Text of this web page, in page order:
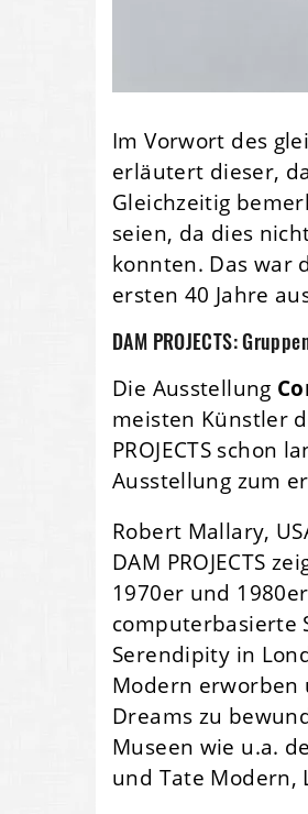
Im Vorwort des
erläutert dieser,
Gleichzeitig
seien, da dies
konnten. Das war
ersten 40 Jahre
DAM PROJECTS:
Die Ausstellung
meisten Künstler
PROJECTS
Ausstellung zum
Robert Mallary,
DAM PROJECTS
1970er und
computerbasierte
Serendipity in
Modern erworben
Dreams zu
Museen wie u.a.
und Tate Modern,